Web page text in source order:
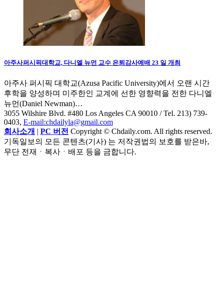
아주사퍼시픽대학교, 다니엘 뉴먼 교수 은퇴감사예배 23 일 개최
아주사 퍼시픽 대학교(Azusa Pacific University)에서 오랜 시간
후학을 양성하며 미주한인 교계에 선한 영향력을 전한 다니엘
뉴먼(Daniel Newman)…
3055 Wilshire Blvd. #480 Los Angeles CA 90010 / Tel. 213) 739-
0403, E-mail:chdailyla@gmail.com
회사소개 | PC 버전 Copyright © Chdaily.com. All rights reserved.
기독일보의 모든 콘텐츠(기사) 는 저작권법의 보호를 받은바,
무단 전재ㆍ복사ㆍ배포 등을 금합니다.